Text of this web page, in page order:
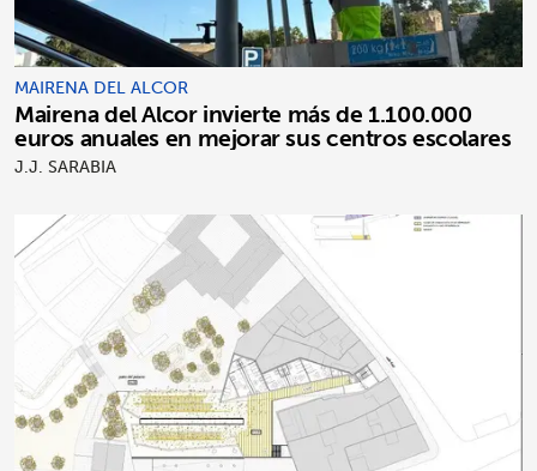
MAIRENA DEL ALCOR
Mairena del Alcor invierte más de 1.100.000
euros anuales en mejorar sus centros escolares
J.J. SARABIA